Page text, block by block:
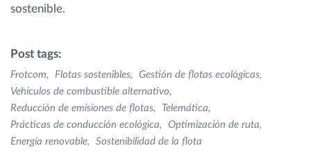
sostenible.
Post tags:
Frotcom Flotas sostenibles
Gestión de flotas ecológicas
Vehículos de combustible alternativo
Reducción de emisiones de flotas
Telemática
Prácticas de conducción ecológica
Optimización de ruta
Energía renovable
Sostenibilidad de la flota